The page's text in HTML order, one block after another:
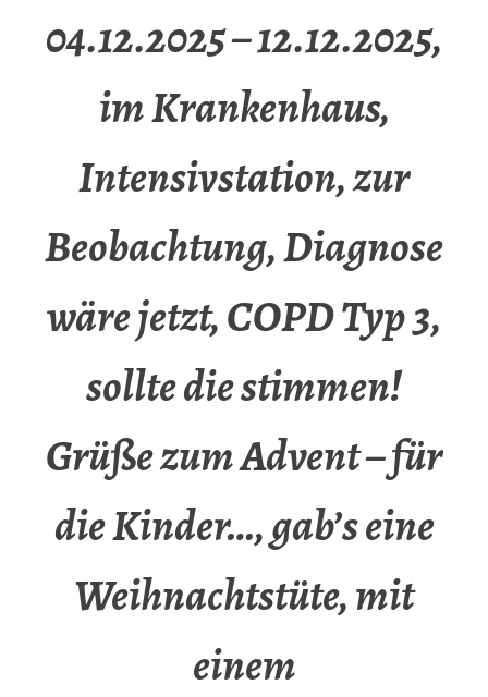
04.12.2025 – 12.12.2025,
im Krankenhaus,
Intensivstation, zur
Beobachtung, Diagnose
wäre jetzt, COPD Typ 3,
sollte die stimmen!
Grüße zum Advent – für
die Kinder…, gab’s eine
Weihnachtstüte, mit
einem